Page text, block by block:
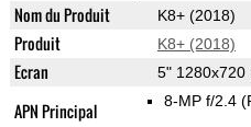
Nom du Produit K8+ (2018)
Produit K8+ (2018)
Ecran 5" 1280x720
APN Principal 8-MP f/2.4